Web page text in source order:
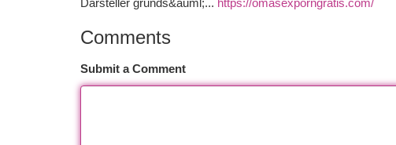
Darsteller grunds&auml;... https://omasexporngratis.com/
Comments
Submit a Comment